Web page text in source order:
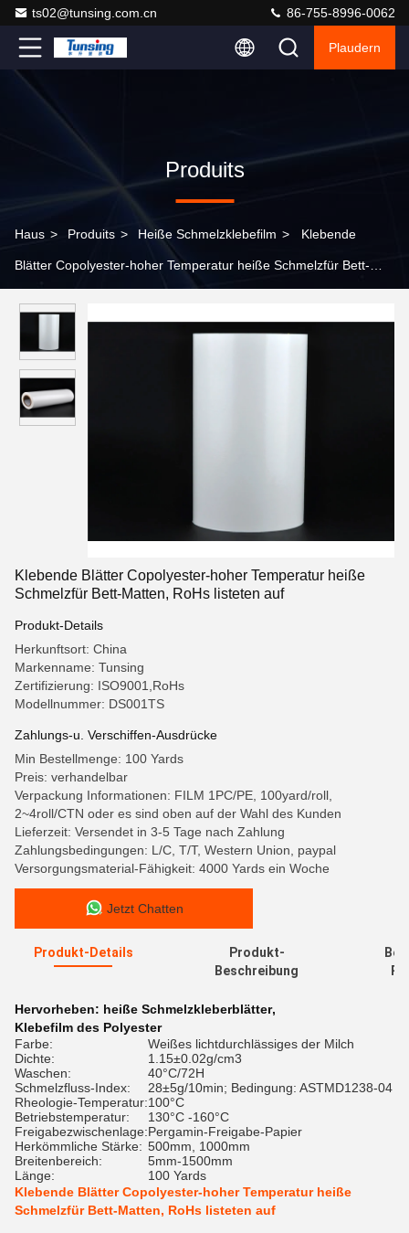
ts02@tunsing.com.cn 86-755-8996-0062
Plaudern
Produits
Haus > Produits > Heiße Schmelzklebefilm > Klebende
Blätter Copolyester-hoher Temperatur heiße Schmelzfür Bett-
Klebende Blätter Copolyester-hoher Temperatur heiße
Schmelzfür Bett-Matten, RoHs listeten auf
Produkt-Details
Herkunftsort: China
Markenname: Tunsing
Zertifizierung: ISO9001,RoHs
Modellnummer: DS001TS
Zahlungs-u. Verschiffen-Ausdrücke
Min Bestellmenge: 100 Yards
Preis: verhandelbar
Verpackung Informationen: FILM 1PC/PE, 100yard/roll,
2~4roll/CTN oder es sind oben auf der Wahl des Kunden
Lieferzeit: Versendet in 3-5 Tage nach Zahlung
Zahlungsbedingungen: L/C, T/T, Western Union, paypal
Versorgungsmaterial-Fähigkeit: 4000 Yards ein Woche
Jetzt Chatten
Produkt-Details
Produkt-
Beschreibung
Hervorheben: heiße Schmelzkleberblätter,
Klebefilm des Polyester
Farbe:
Weißes lichtdurchlässiges der Milch
Dichte:
1.15±0.02g/cm3
Waschen:
40°C/72H
Schmelzfluss-Index:
28±5g/10min; Bedingung: ASTMD1238-04
Rheologie-Temperatur:100°C
Betriebstemperatur:
130°C -160°C
Freigabezwischenlage:Pergamin-Freigabe-Papier
Herkömmliche Stärke: 500mm, 1000mm
Breitenbereich:
5mm-1500mm
Länge:
100 Yards
Klebende Blätter Copolyester-hoher Temperatur heiße
Schmelzfür Bett-Matten, RoHs listeten auf